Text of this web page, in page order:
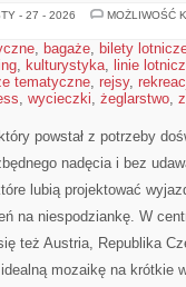
- 27 - 2026
MOŻLIWOŚĆ
, bagaże, bilety
, kulturystyka, linie
tematyczne, rejsy,
, wycieczki, żeglarstwo,
powstał z potrzeby
nadęcia i bez
lubią projektować
na niespodziankę. W
też Austria, Republika
mozaikę na krótkie